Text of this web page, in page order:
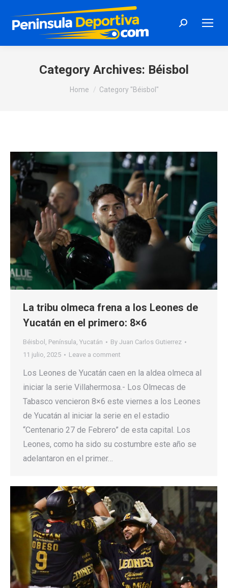
Search:
Category Archives: Béisbol
You are here:
Home Category "Béisbol"
La tribu olmeca frena a los Leones de
Yucatán en el primero: 8×6
Béisbol , Península, Yucatán By Juan Carlos Gutierrez
11 julio, 2025
Leave a comment
Los Leones de Yucatán caen en la aldea olmeca al
iniciar la serie Villahermosa.- Los Olmecas de
Tabasco vencieron 8×6 este viernes a los Leones
de Yucatán al iniciar la serie en el estadio
“Centenario 27 de Febrero” de esta capital. Los
Leones, como ha sido su costumbre este año se
adelantaron en el primer…